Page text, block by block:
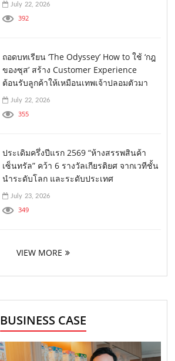
July 22, 2026
392
ถอดบทเรียน ‘The Odyssey’ How to ใช้ ‘กฎ
ของซุส’ สร้าง Customer Experience
ต้อนรับลูกค้าให้เหมือนเทพเจ้าปลอมตัวมา
July 22, 2026
355
ประเดิมครึ่งปีแรก 2569 “ห้างสรรพสินค้า
เซ็นทรัล” คว้า 6 รางวัลเกียรติยศ จากเวทีชั้น
นำระดับโลก และระดับประเทศ
July 23, 2026
349
VIEW MORE
BUSINESS CASE